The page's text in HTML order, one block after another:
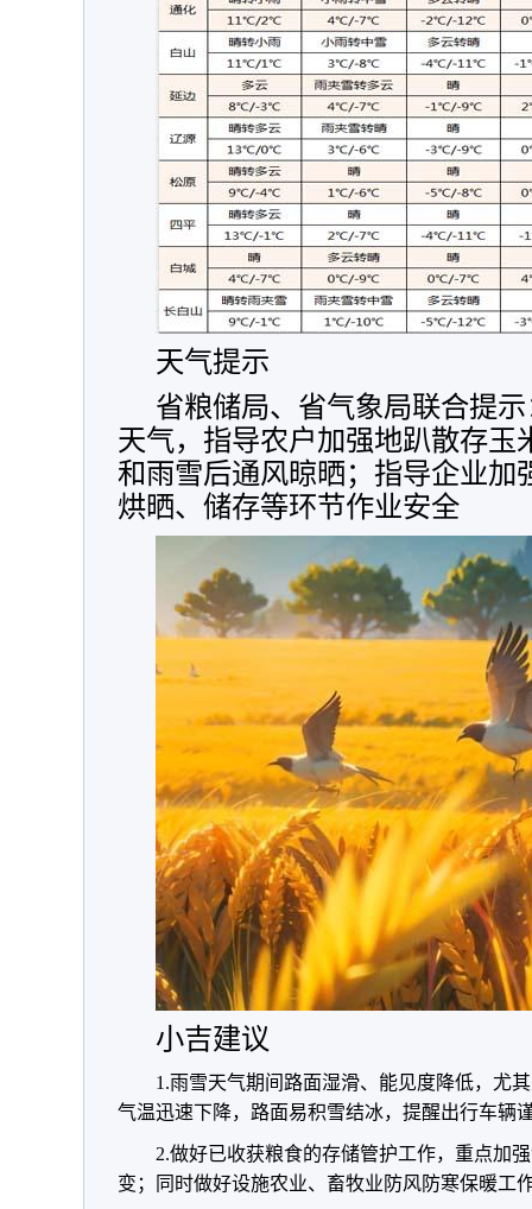
天气提示
省粮储局、省气象局联合提
天气，指导农户加强地趴散存玉
和雨雪后通风晾晒；指导企业加
烘晒、储存等环节作业安全
小吉建议
1.雨雪天气期间路面湿滑、能见度降低，尤
气温迅速下降，路面易积雪结冰，提醒出行车辆
2.做好已收获粮食的存储管护工作，重点加
变；同时做好设施农业、畜牧业防风防寒保暖工